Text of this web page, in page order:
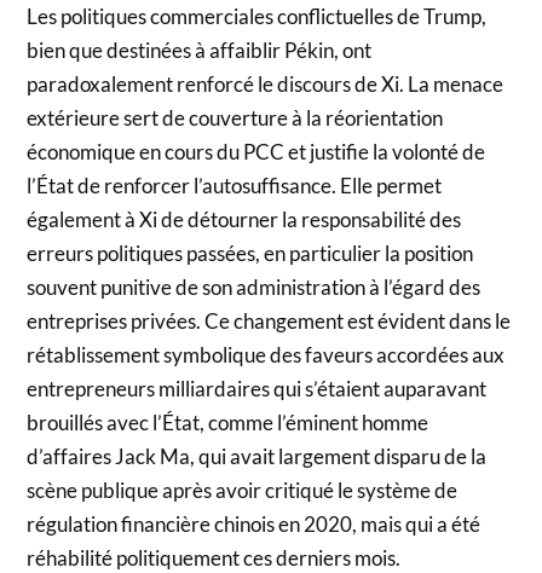
Les politiques commerciales conflictuelles de Trump,
bien que destinées à affaiblir Pékin, ont
paradoxalement renforcé le discours de Xi. La menace
extérieure sert de couverture à la réorientation
économique en cours du PCC et justifie la volonté de
l’État de renforcer l’autosuffisance. Elle permet
également à Xi de détourner la responsabilité des
erreurs politiques passées, en particulier la position
souvent punitive de son administration à l’égard des
entreprises privées. Ce changement est évident dans le
rétablissement symbolique des faveurs accordées aux
entrepreneurs milliardaires qui s’étaient auparavant
brouillés avec l’État, comme l’éminent homme
d’affaires Jack Ma, qui avait largement disparu de la
scène publique après avoir critiqué le système de
régulation financière chinois en 2020, mais qui a été
réhabilité politiquement ces derniers mois.